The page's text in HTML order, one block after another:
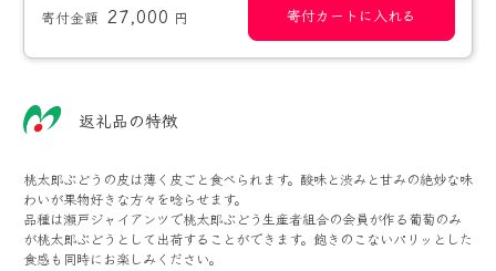
寄付金額 27,000 円 寄付カートに入れる
返礼品の特徴
桃太郎ぶどうの皮は薄く皮ごと食べられます。酸味と渋みと甘みの絶妙な味
わいが果物好きな方々を唸らせます。
品種は瀬戸ジャイアンツで桃太郎ぶどう生産者組合の会員が作る葡萄のみ
が桃太郎ぶどうとして出荷することができます。飽きのこないパリッとした
食感も同時にお楽しみください。